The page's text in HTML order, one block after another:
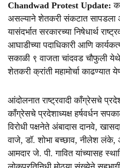
a
r
e
Chandwad Protest Update:
असल्याने शेतकरी संकटात
यासंदर्भात सरकारच्या निषेधार्थ
आघाडीच्या पदाधिकारी आणि
सकाळी ९ वाजता चांदवड चौफुली येथे
शेतकरी क्रांती महामोर्चा काढण्यात
आंदोलनात राष्ट्रवादी काँग्रेसचे
काँग्रेसचे प्रदेशाध्यक्ष हर्षवर्धन
विरोधी पक्षनेते अंबादास दानवे,
वाजे, डॉ. शोभा बच्छाव, नीलेश लंके,
आमदार जे. पी. गावित यांच्यासह